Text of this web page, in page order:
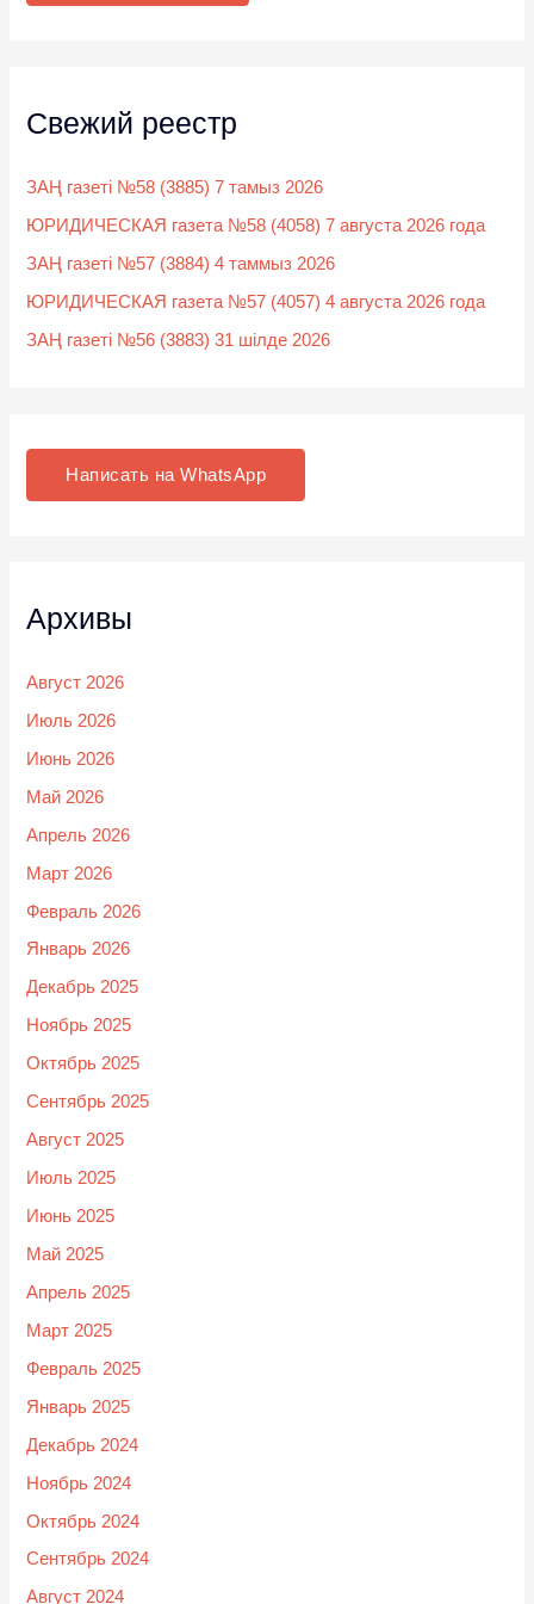
Свежий реестр
ЗАҢ газеті №58 (3885) 7 тамыз 2026
ЮРИДИЧЕСКАЯ газета №58 (4058) 7 августа 2026 года
ЗАҢ газеті №57 (3884) 4 таммыз 2026
ЮРИДИЧЕСКАЯ газета №57 (4057) 4 августа 2026 года
ЗАҢ газеті №56 (3883) 31 шілде 2026
Написать на WhatsApp
Архивы
Август 2026
Июль 2026
Июнь 2026
Май 2026
Апрель 2026
Март 2026
Февраль 2026
Январь 2026
Декабрь 2025
Ноябрь 2025
Октябрь 2025
Сентябрь 2025
Август 2025
Июль 2025
Июнь 2025
Май 2025
Апрель 2025
Март 2025
Февраль 2025
Январь 2025
Декабрь 2024
Ноябрь 2024
Октябрь 2024
Сентябрь 2024
Август 2024